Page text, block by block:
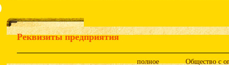
Реквизиты предприятия
полное Общество с